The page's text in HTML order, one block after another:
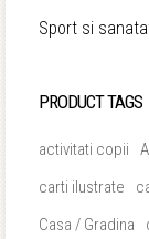
Sport si
PRODUCT TAGS
activitati copii
carti ilustrate
Casa / Gradina